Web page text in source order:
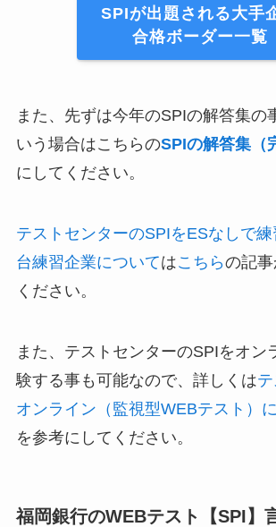
SPIが出題される大手
合格ボーダー一覧
また、先ずは今年のSPIの解答集の
いう場合はこちらのSPIの解答集（
にしてください。
テストセンターのSPIをESなしで
台練習企業についてはこちらの記
ください。
また、テストセンターのSPIをオン
験する事も可能なので、詳しくは
オンライン（監視型WEBテスト）
を参考にしてください。
福岡銀行のWEBテスト【SPI】